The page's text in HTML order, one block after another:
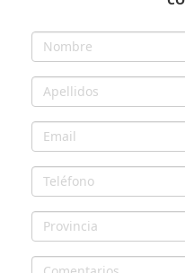
Nombre
Apellidos
Email
Teléfono
Provincia
Comentarios